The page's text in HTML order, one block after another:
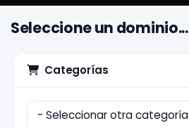
Seleccione un dominio...
Categorías